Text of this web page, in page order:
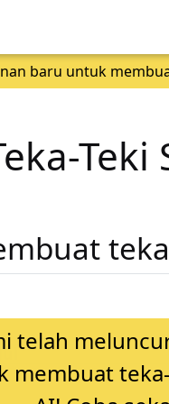
baru untuk
Teki
telah
membuat